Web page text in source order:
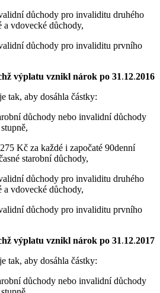
důchody pro invaliditu druhého
a vdovecké důchody,
důchody pro invaliditu prvního
výplatu vznikl nárok po 31.12.2016
tak, aby dosáhla částky:
důchody nebo invalidní důchody
Kč za každé i započaté 90denní
starobní důchody,
důchody pro invaliditu druhého
a vdovecké důchody,
důchody pro invaliditu prvního
výplatu vznikl nárok po 31.12.2017
tak, aby dosáhla částky:
důchody nebo invalidní důchody